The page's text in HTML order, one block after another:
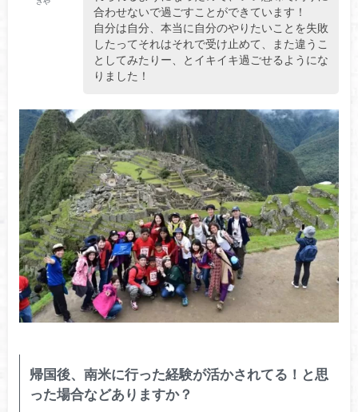
合わせないで過ごすことができています！
自分は自分、本当に自分のやりたいことを失敗
したってそれはそれで受け止めて、また違うこ
としてみたりー、とイキイキ過ごせるようにな
りました！
帰国後、南米に行った経験が活かされてる！と思
った場合などありますか？